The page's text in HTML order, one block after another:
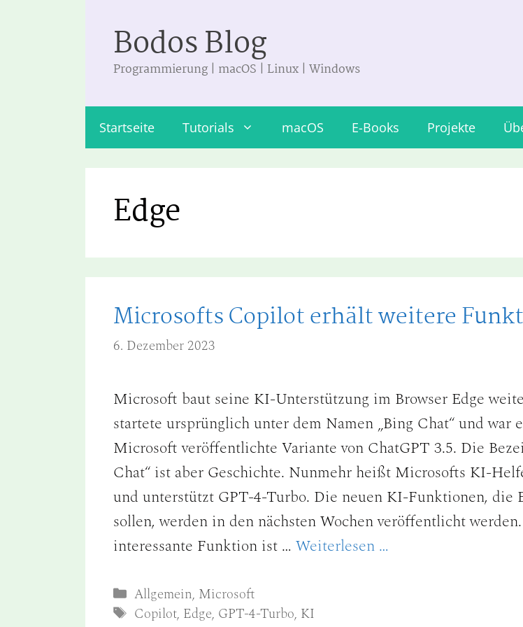
Bodos Blog
Programmierung | macOS | Linux | Windows
Startseite Tutorials macOS E-Books Projekte
Edge
Microsofts Copilot erhält weitere
6. Dezember 2023
Microsoft baut seine KI-Unterstützung im Browser Edge
startete ursprünglich unter dem Namen „Bing Chat“ und war
Microsoft veröffentlichte Variante von ChatGPT 3.5. Die
Chat“ ist aber Geschichte. Nunmehr heißt Microsofts KI-
und unterstützt GPT-4-Turbo. Die neuen KI-Funktionen, die
sollen, werden in den nächsten Wochen veröffentlicht
interessante Funktion ist … Weiterlesen …
Kategorien
Allgemein, Microsoft
Schlagwörter
Copilot, Edge, GPT-4-Turbo, KI